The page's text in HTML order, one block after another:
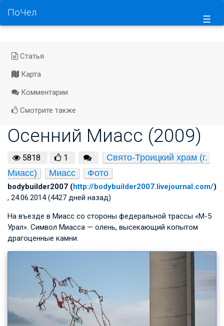
☰
ПоЧел
Статья
Карта
Комментарии
Смотрите также
Осенний Миасс (2009)
5818 1
Свято-Троицкий храм (г.
Миасс)
Миасс Фото
bodybuilder2007 (http://bodybuilder2007.livejournal.com/)
, 24.06.2014 (4427 дней назад)
На въезде в Миасс со стороны федеральной трассы «М-5
Урал». Символ Миасса — олень, высекающий копытом
драгоценные камни.